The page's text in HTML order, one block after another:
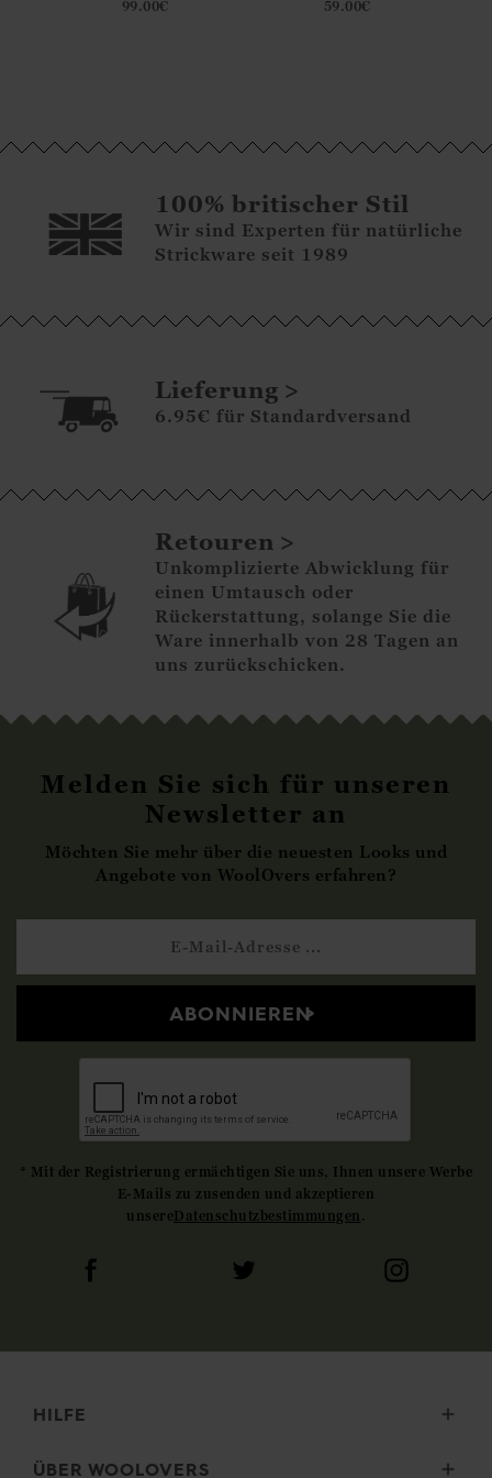
Merinowolle für Damen
99.00€
langen Ärmeln aus Seide
59.00€
100% britischer Stil
Wir sind Experten für natürliche
Strickware seit 1989
Lieferung
6.95€ für Standardversand
Retouren
Unkomplizierte Abwicklung für
einen Umtausch oder
Rückerstattung, solange Sie die
Ware innerhalb von 28 Tagen an
uns zurückschicken.
Melden Sie sich für unseren
Newsletter an
Möchten Sie mehr über die neuesten Looks und
Angebote von WoolOvers erfahren?
ABONNIEREN
* Mit der Registrierung ermächtigen Sie uns, Ihnen unsere Werbe
E-Mails zu zusenden und akzeptieren
unsereDatenschutzbestimmungen .
HILFE
ÜBER WOOLOVERS